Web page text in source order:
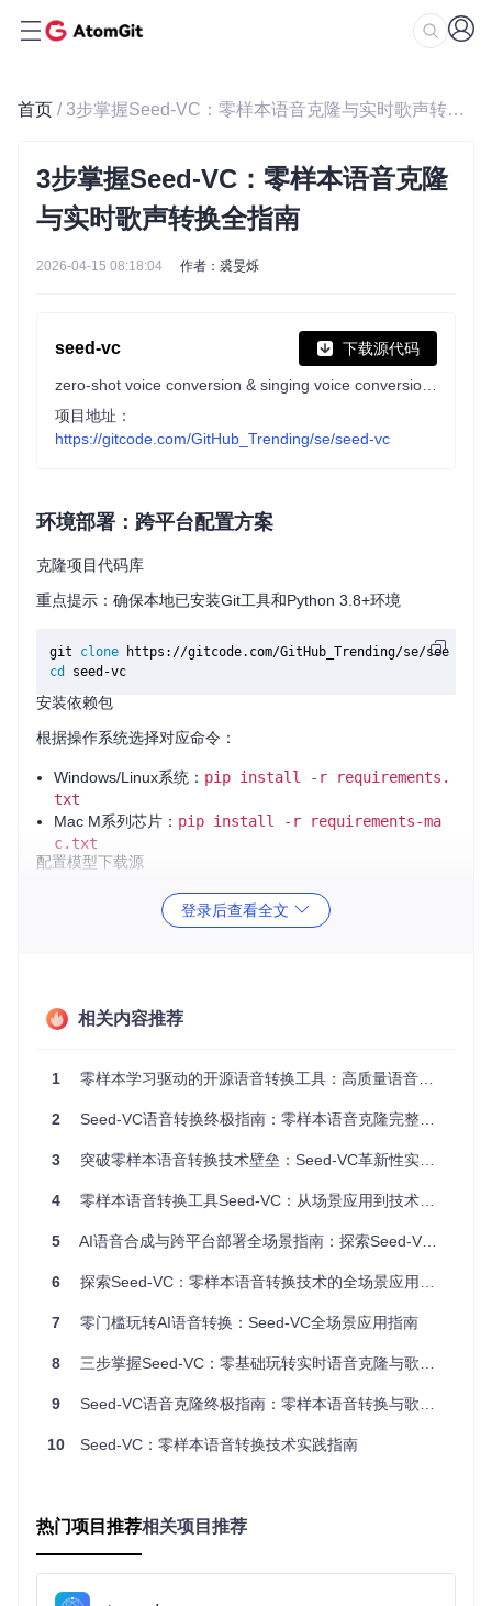
首页 / 3步掌握Seed-VC：零样本语音克隆与实时歌声转换全指南
3步掌握Seed-VC：零样本语音克隆
与实时歌声转换全指南
2026-04-15 08:18:04 作者：裘旻烁
seed-vc 下载源代码
项目地址：
https://gitcode.com/GitHub_Trending/se/seed-vc
环境部署：跨平台配置方案
克隆项目代码库
重点提示：确保本地已安装Git工具和Python 3.8+环境
git clone
cd
安装依赖包
根据操作系统选择对应命令：
Windows/Linux系统： pip install -r requirements.
txt
Mac M系列芯片： pip install -r requirements-ma
c.txt
配置模型下载源
当遇到网络连接问题时，使用镜像站点加速模型下载：
核心技术解析：从架构到应用
语音内容编码器：基于Whisper模型（OpenAI, 2022）的语
音语义提取技术
声码器：BigVGAN高保真音频合成引擎
转换
模型类型
应用场景
关键参数
实时语音转
换版
在线会议/直
播
延迟<200ms，扩散步骤
4-10
离线语音转
高质量音频
扩散步骤30-50，音质优
44kHz采样率，支持F0
调节
V2增强版
成
新增口音迁移功能
执行单文件转换：
python inference.py --
登录后查看全文
相关内容推荐
1 零样本学习驱动的开源语音转换工具：高质量语音克隆与实时转换全攻略
2 Seed-VC语音转换终极指南：零样本语音克隆完整教程
3 突破零样本语音转换技术壁垒：Seed-VC革新性实践指南
4 零样本语音转换工具Seed-VC：从场景应用到技术实践全指南
5 AI语音合成与跨平台部署全场景指南：探索Seed-VC的零样本语音克隆技术
6 探索Seed-VC：零样本语音转换技术的全场景应用指南
7 零门槛玩转AI语音转换：Seed-VC全场景应用指南
8 三步掌握Seed-VC：零基础玩转实时语音克隆与歌声转换
9 Seed-VC语音克隆终极指南：零样本语音转换与歌声转换完整教程
10 Seed-VC：零样本语音转换技术实践指南
热门项目推荐相关项目推荐